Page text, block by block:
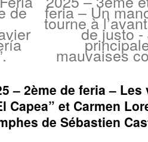
de feria – Un
tourne àde justo
mauvaises
– 2ème de feria –
et Carmen
de Sébastien